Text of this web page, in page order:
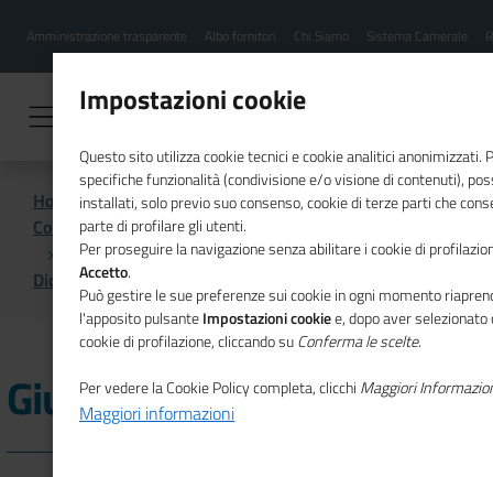
contenuto
Menu
hamburgher
Amministrazione trasparente Albo fornitori Chi Siamo Sistema Camerale
Home
Comunicazione istituzionale per il sistema camerale
Dicono di noi
Giugno 2025
Impostazioni cookie
Questo sito utilizza cookie tecnici e cookie analitici anonimizzati.
specifiche funzionalità (condivisione e/o visione di contenuti),
installati, solo previo suo consenso, cookie di terze parti che
parte di profilare gli utenti.
Per proseguire la navigazione senza abilitare i cookie di
Accetto.
Può gestire le sue preferenze sui cookie in ogni momento
l'apposito pulsanteImpostazioni cookiee, dopo aver
cookie di profilazione, cliccando suConferma le scelte.
Per vedere la Cookie Policy completa, clicchi Maggiori
Maggiori informazioni